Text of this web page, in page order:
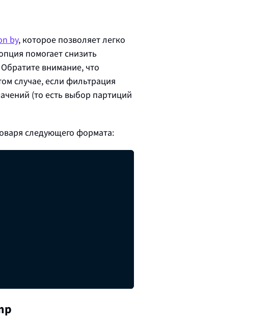
by, которое позволяет легко
помогает снизить
внимание, что
случае, если фильтрация
(то есть выбор партиций
следующего формата: